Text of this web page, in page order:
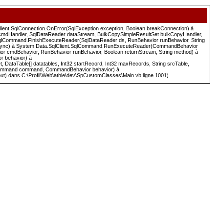
exception, Boolean breakConnection) à
SqlDataReader dataStream, BulkCopySimpleResultSet bulkCopyHandler,
ds, RunBehavior runBehavior, String
à System.Data.SqlClient.SqlCommand.RunExecuteReader(CommandBehavior
cmdBehavior, RunBehavior runBehavior, Boolean returnStream, String method) à
behavior) à
datatables, Int32 startRecord, Int32 maxRecords, String srcTable,
command, CommandBehavior behavior) à
dans C:\Profil\Web\athle\dev\SpCustomClasses\Main.vb:ligne 1001)